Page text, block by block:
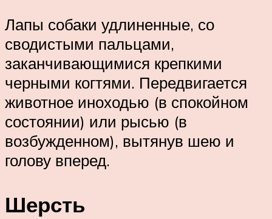
Лапы собаки удлиненные, со
сводистыми пальцами,
заканчивающимися крепкими
черными когтями. Передвигается
животное иноходью (в спокойном
состоянии) или рысью (в
возбужденном), вытянув шею и
голову вперед.
Шерсть